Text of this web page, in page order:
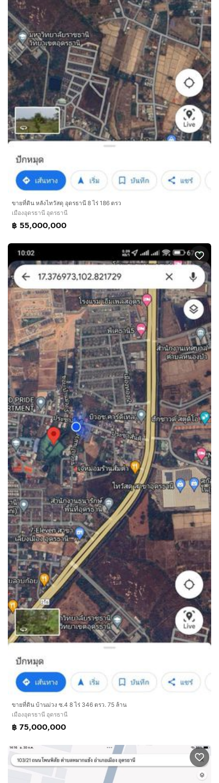
ขายที่ดิน หลังไทวัสดุ อุดรธานี 8 ไร่ 186 ตรว
เมืองอุดรธานี อุดรธานี
฿ 55,000,000
ขายที่ดิน บ้านม่วง ซ.4 8 ไร่ 346 ตรว. 75 ล้าน
เมืองอุดรธานี อุดรธานี
฿ 75,000,000